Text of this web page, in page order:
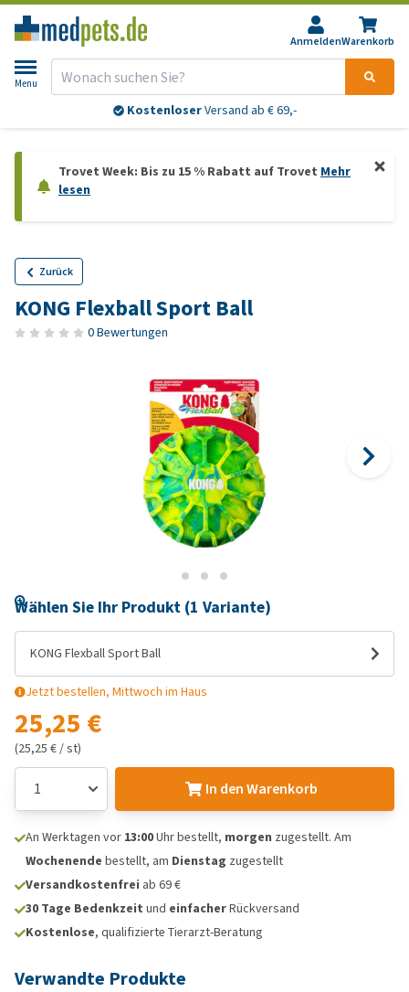
AnmeldenWarenkorb
Menu
KostenloserVersand ab € 69,-
Trovet Week: Bis zu 15 % Rabatt auf Trovet Mehr
lesen
Zurück
KONG Flexball Sport Ball
0 Bewertungen
Wählen Sie Ihr Produkt (1 Variante)
KONG Flexball Sport Ball
Jetzt bestellen, Mittwoch im Haus
25,25 €
(25,25 € / st)
In den Warenkorb
An Werktagen vor 13:00Uhr bestellt, morgen zugestellt. Am
Wochenende bestellt, am Dienstag zugestellt
Versandkostenfrei ab 69 €
30 Tage Bedenkzeit und einfacherRückversand
Kostenlose, qualifizierte Tierarzt-Beratung
Verwandte Produkte